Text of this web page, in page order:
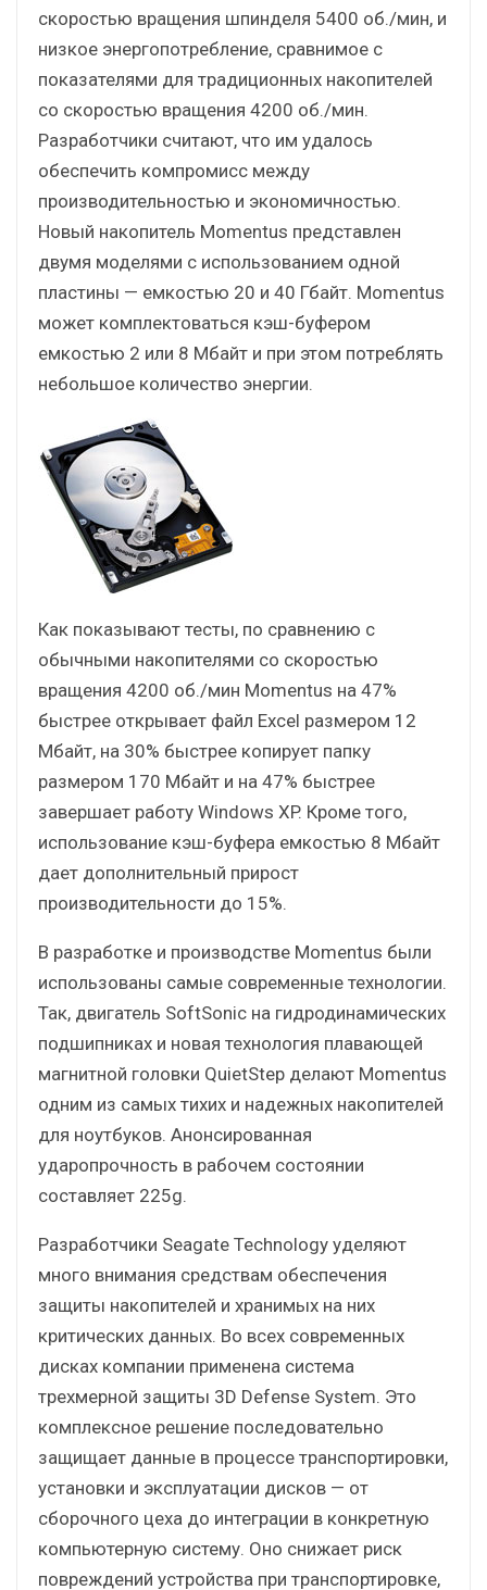
скоростью вращения шпинделя 5400 об./мин, и
низкое энергопотребление, сравнимое с
показателями для традиционных накопителей
со скоростью вращения 4200 об./мин.
Разработчики считают, что им удалось
обеспечить компромисс между
производительностью и экономичностью.
Новый накопитель Momentus представлен
двумя моделями с использованием одной
пластины — емкостью 20 и 40 Гбайт. Momentus
может комплектоваться кэш-буфером
емкостью 2 или 8 Мбайт и при этом потреблять
небольшое количество энергии.
Как показывают тесты, по сравнению с
обычными накопителями со скоростью
вращения 4200 об./мин Momentus на 47%
быстрее открывает файл Excel размером 12
Мбайт, на 30% быстрее копирует папку
размером 170 Мбайт и на 47% быстрее
завершает работу Windows XP. Кроме того,
использование кэш-буфера емкостью 8 Мбайт
дает дополнительный прирост
производительности до 15%.
В разработке и производстве Momentus были
использованы самые современные технологии.
Так, двигатель SoftSonic на гидродинамических
подшипниках и новая технология плавающей
магнитной головки QuietStep делают Momentus
одним из самых тихих и надежных накопителей
для ноутбуков. Анонсированная
ударопрочность в рабочем состоянии
составляет 225g.
Разработчики Seagate Technology уделяют
много внимания средствам обеспечения
защиты накопителей и хранимых на них
критических данных. Во всех современных
дисках компании применена система
трехмерной защиты 3D Defense System. Это
комплексное решение последовательно
защищает данные в процессе транспортировки,
установки и эксплуатации дисков — от
сборочного цеха до интеграции в конкретную
компьютерную систему. Оно снижает риск
повреждений устройства при транспортировке,